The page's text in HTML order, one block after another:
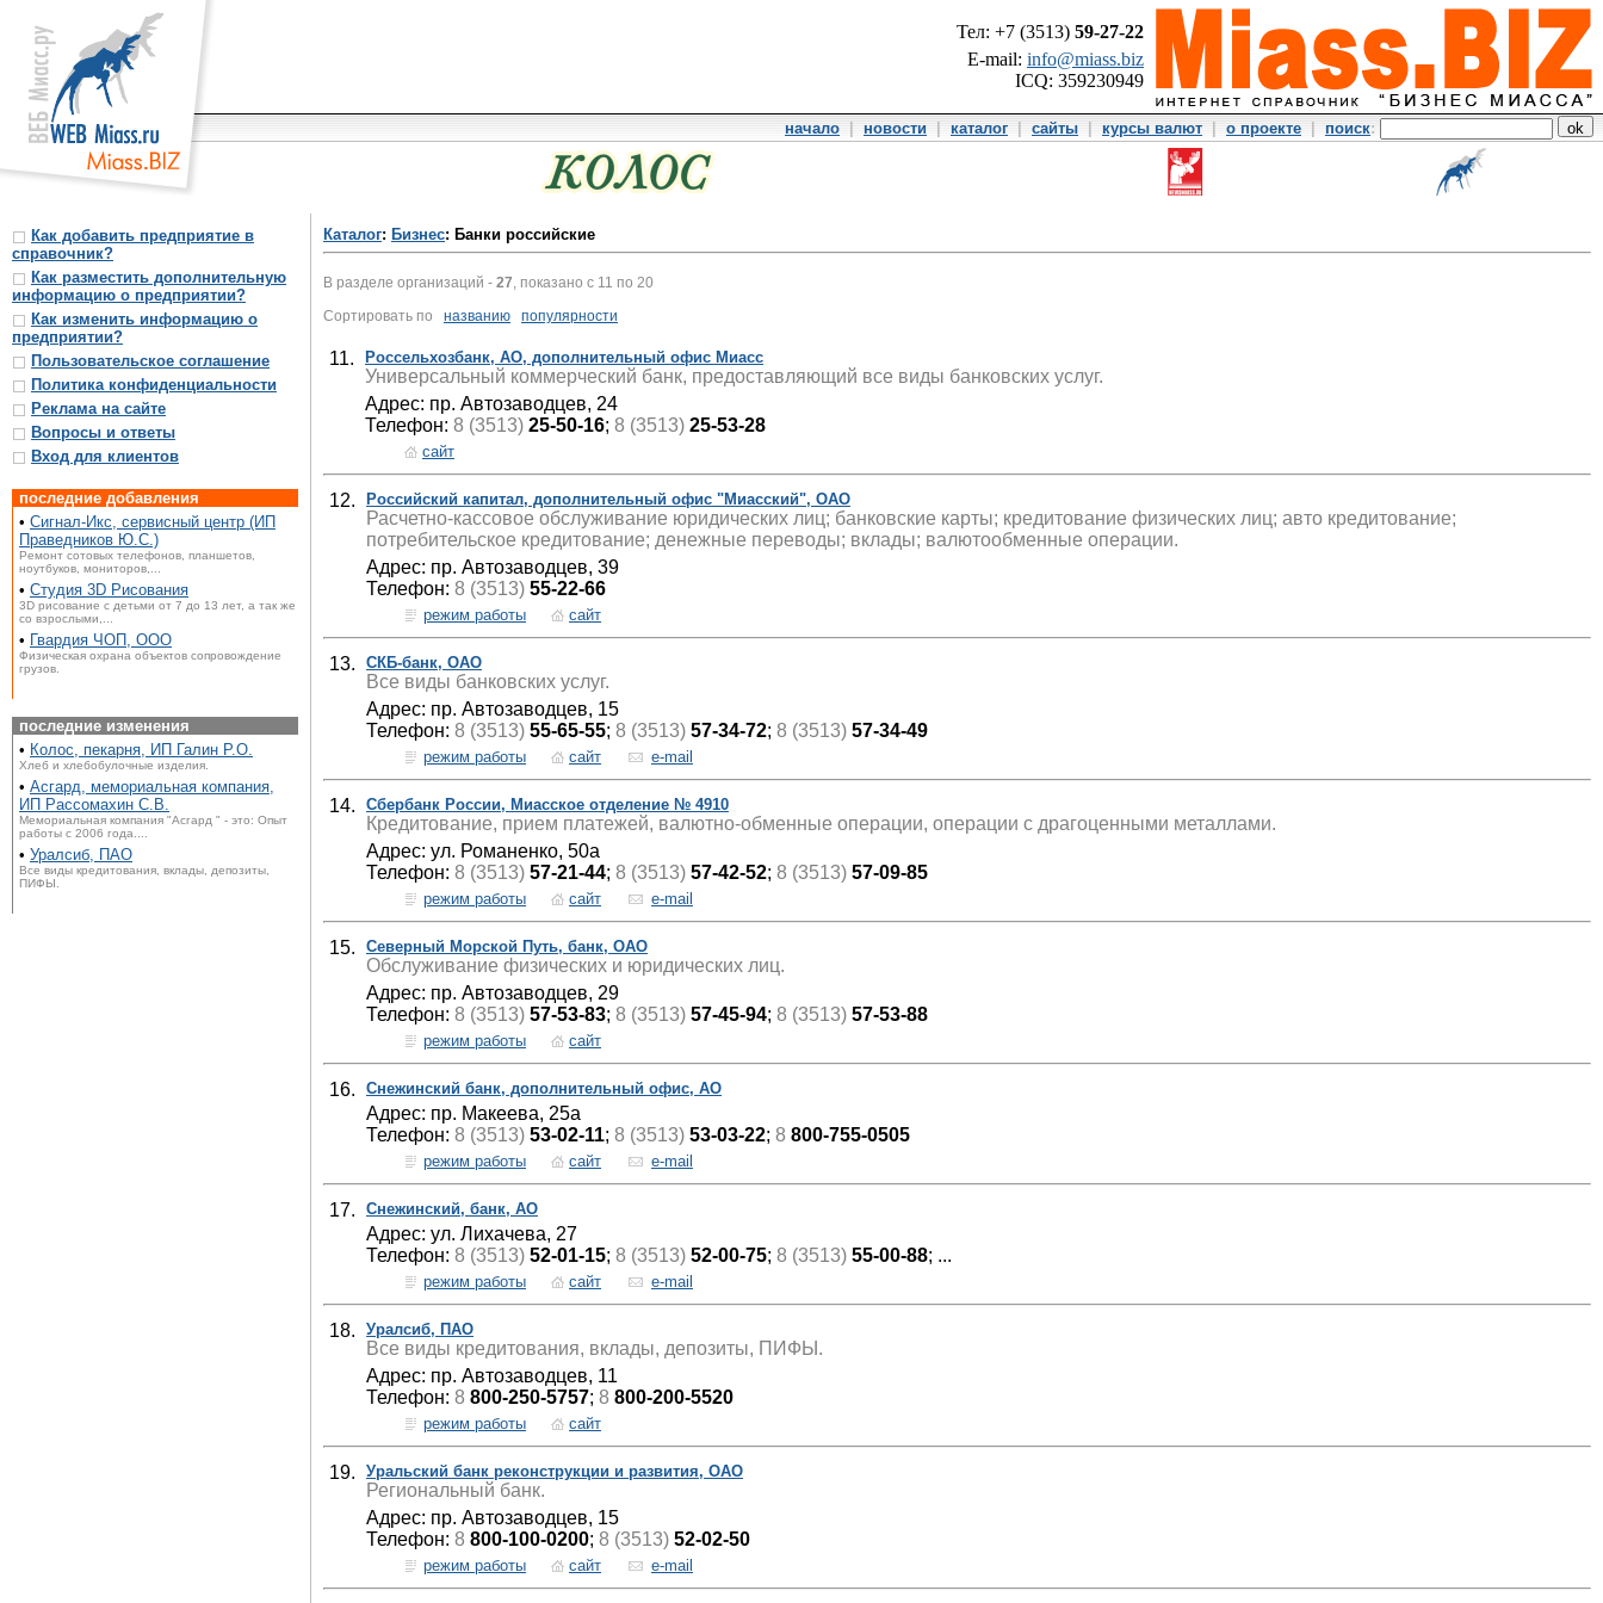
Тел: +7 (3513) 59-27-22
E-mail: info@miass.biz
ICQ: 359230949
начало новости каталог| сайты курсы валют о проекте поиск:
Как добавить предприятие в
справочник?
Как разместить дополнительную
информацию о предприятии?
Как изменить информацию о
предприятии?
Пользовательское соглашение
Политика конфиденциальности
Реклама на сайте
Вопросы и ответы
Вход для клиентов
последние добавления
• Сигнал-Икс, сервисный центр (ИП
Праведников Ю.С.)
Ремонт сотовых телефонов, планшетов,
ноутбуков, мониторов,...
• Студия 3D Рисования
3D рисование с детьми от 7 до 13 лет, а так же
со взрослыми,...
• Гвардия ЧОП, ООО
Физическая охрана объектов сопровождение
грузов.
последние изменения
• Колос, пекарня, ИП Галин Р.О.
Хлеб и хлебобулочные изделия.
• Асгард, мемориальная компания,
ИП Рассомахин С.В.
Мемориальная компания "Асгард " - это: Опыт
работы с 2006 года....
• Уралсиб, ПАО
Все виды кредитования, вклады, депозиты,
ПИФЫ.
Каталог: Бизнес: Банки российские
В разделе организаций - 27 , показано с 11 по 20
Сортировать по названию популярности
11. Россельхозбанк, АО, дополнительный офис Миасс
Универсальный коммерческий банк, предоставляющий все виды банковских услуг.
Адрес: пр. Автозаводцев, 24
Телефон: 8 (3513) 25-50-16; 8 (3513) 25-53-28
сайт
12. Российский капитал, дополнительный офис "Миасский", ОАО
Расчетно-кассовое обслуживание юридических лиц; банковские карты; кредитование физических лиц; авто кредитование;
потребительское кредитование; денежные переводы; вклады; валютообменные операции.
Адрес: пр. Автозаводцев, 39
Телефон: 8 (3513) 55-22-66
режим работы сайт
13. СКБ-банк, ОАО
Все виды банковских услуг.
Адрес: пр. Автозаводцев, 15
Телефон: 8 (3513) 55-65-55; 8 (3513) 57-34-72; 8 (3513) 57-34-49
режим работы сайт e-mail
14. Сбербанк России, Миасское отделение № 4910
Кредитование, прием платежей, валютно-обменные операции, операции с драгоценными металлами.
Адрес: ул. Романенко, 50а
Телефон: 8 (3513) 57-21-44; 8 (3513) 57-42-52; 8 (3513) 57-09-85
режим работы сайт e-mail
15. Северный Морской Путь, банк, ОАО
Обслуживание физических и юридических лиц.
Адрес: пр. Автозаводцев, 29
Телефон: 8 (3513) 57-53-83; 8 (3513) 57-45-94; 8 (3513) 57-53-88
режим работы сайт
16. Снежинский банк, дополнительный офис, АО
Адрес: пр. Макеева, 25а
Телефон: 8 (3513) 53-02-11; 8 (3513) 53-03-22; 8 800-755-0505
режим работы сайт e-mail
17. Снежинский, банк, АО
Адрес: ул. Лихачева, 27
Телефон: 8 (3513) 52-01-15; 8 (3513) 52-00-75; 8 (3513) 55-00-88; ...
режим работы сайт e-mail
18. Уралсиб, ПАО
Все виды кредитования, вклады, депозиты, ПИФЫ.
Адрес: пр. Автозаводцев, 11
Телефон: 8 800-250-5757; 8 800-200-5520
режим работы сайт
19. Уральский банк реконструкции и развития, ОАО
Региональный банк.
Адрес: пр. Автозаводцев, 15
Телефон: 8 800-100-0200; 8 (3513) 52-02-50
режим работы сайт e-mail